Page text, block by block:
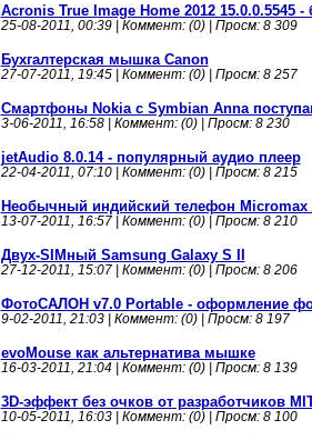
Acronis True Image Home 2012 15.0.0.5545
25-08-2011, 00:39 | Коммент: (0) | Просм: 8 309
Бухгалтерская мышка Canon
27-07-2011, 19:45 | Коммент: (0) | Просм: 8 257
Смартфоны Nokia с Symbian Anna
3-06-2011, 16:58 | Коммент: (0) | Просм: 8 230
jetAudio 8.0.14 - популярный аудио плеер
22-04-2011, 07:10 | Коммент: (0) | Просм: 8 215
Необычный индийский телефон Micromax
13-07-2011, 16:57 | Коммент: (0) | Просм: 8 210
Двух-SIMный Samsung Galaxy S II
27-12-2011, 15:07 | Коммент: (0) | Просм: 8 206
ФотоСАЛОН v7.0 Portable - оформление
9-02-2011, 21:03 | Коммент: (0) | Просм: 8 197
evoMouse как альтернатива мышке
16-03-2011, 21:04 | Коммент: (0) | Просм: 8 139
3D-эффект без очков от разработчиков
10-05-2011, 16:03 | Коммент: (0) | Просм: 8 100